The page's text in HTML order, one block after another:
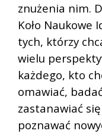
znużenia nim.
Koło Naukowe
tych, którzy
wielu
każdego, kto
omawiać,
zastanawiać
poznawać